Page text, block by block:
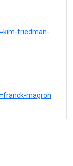
friedman-
magron